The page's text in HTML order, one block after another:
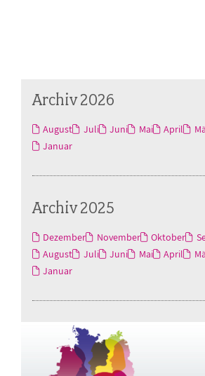
Archiv 2026
August Juli Juni Mai April
Januar
Archiv 2025
Dezember November Oktober
August
Juli Juni Mai April
Januar